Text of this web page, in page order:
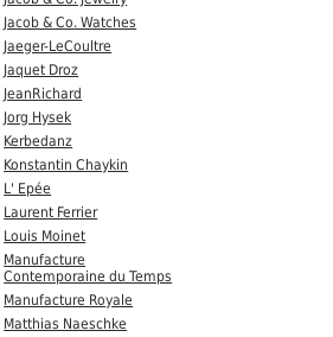
Jacob & Co. Watches
Jaeger-LeCoultre
Jaquet Droz
JeanRichard
Jorg Hysek
Kerbedanz
Konstantin Chaykin
L' Epée
Laurent Ferrier
Louis Moinet
Manufacture
Contemporaine du Temps
Manufacture Royale
Matthias Naeschke